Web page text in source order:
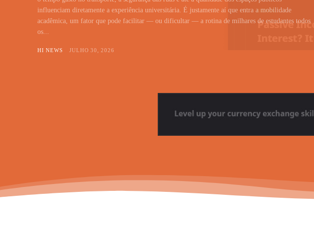
influenciam diretamente a experiência universitária. É justamente aí que entra a mobilidade
acadêmica, um fator que pode facilitar — ou dificultar — a rotina de milhares de estudantes todos
os...
HI NEWS JULHO 30, 2026